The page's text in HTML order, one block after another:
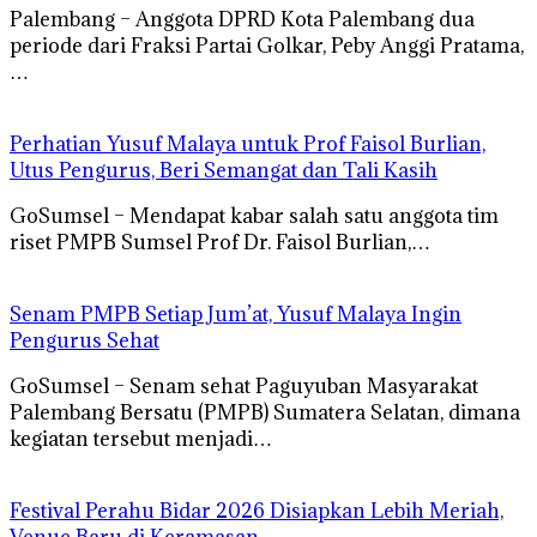
Palembang – Anggota DPRD Kota Palembang dua
periode dari Fraksi Partai Golkar, Peby Anggi Pratama,
…
Perhatian Yusuf Malaya untuk Prof Faisol Burlian,
Utus Pengurus, Beri Semangat dan Tali Kasih
GoSumsel – Mendapat kabar salah satu anggota tim
riset PMPB Sumsel Prof Dr. Faisol Burlian,…
Senam PMPB Setiap Jum’at, Yusuf Malaya Ingin
Pengurus Sehat
GoSumsel – Senam sehat Paguyuban Masyarakat
Palembang Bersatu (PMPB) Sumatera Selatan, dimana
kegiatan tersebut menjadi…
Festival Perahu Bidar 2026 Disiapkan Lebih Meriah,